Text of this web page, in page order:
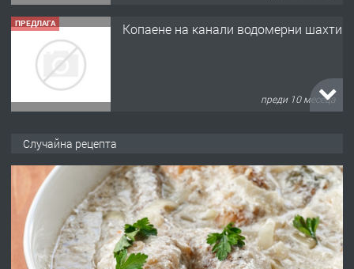
ПРЕДЛАГА Копаене на канали водомерни шахти
преди 10 месеца
преди 11 месеца
ПРЕДЛАГА
Отпушване на канали тоалетни
вертикални щрангове
Случайна рецепта